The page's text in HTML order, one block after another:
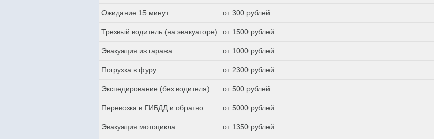
Ожидание 15 минут от 300 рублей
Трезвый водитель (на эвакуаторе) от 1500 рублей
Эвакуация из гаража от 1000 рублей
Погрузка в фуру от 2300 рублей
Экспедирование (без водителя) от 500 рублей
Перевозка в ГИБДД и обратно от 5000 рублей
Эвакуация мотоцикла от 1350 рублей